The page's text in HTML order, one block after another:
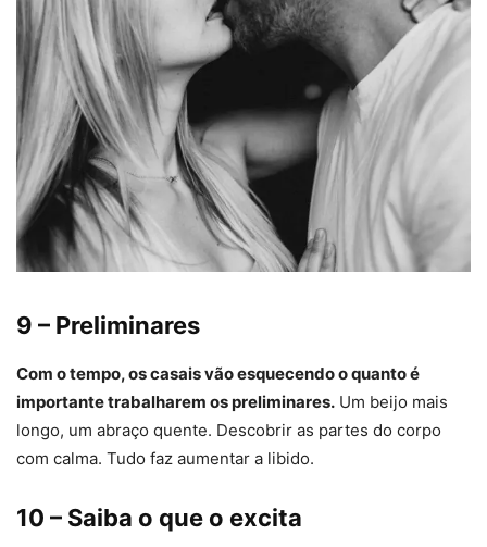
9 – Preliminares
Com o tempo, os casais vão esquecendo o quanto é
importante trabalharem os preliminares. Um beijo mais
longo, um abraço quente. Descobrir as partes do corpo
com calma. Tudo faz aumentar a libido.
10 – Saiba o que o excita